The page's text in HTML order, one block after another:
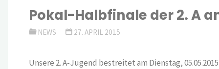
Pokal-Halbfinale der 2. A
NEWS 27. APRIL 2015
Unsere 2. A-Jugend bestreitet am Dienstag,